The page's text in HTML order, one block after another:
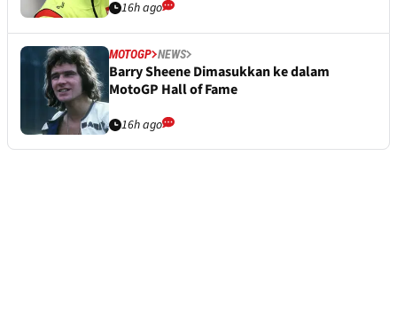
16h ago
MOTOGP NEWS
Barry Sheene Dimasukkan ke dalam
MotoGP Hall of Fame
16h ago